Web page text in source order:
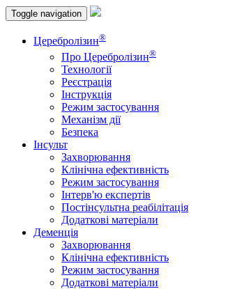
Toggle navigation
Церебролізин®
Про Церебролізин®
Технології
Реєстрація
Інструкція
Режим застосування
Механізм дії
Безпека
Інсульт
Захворювання
Клінічна ефективність
Режим застосування
Інтерв'ю експертів
Постінсультна реабілітація
Додаткові матеріали
Деменція
Захворювання
Клінічна ефективність
Режим застосування
Додаткові матеріали